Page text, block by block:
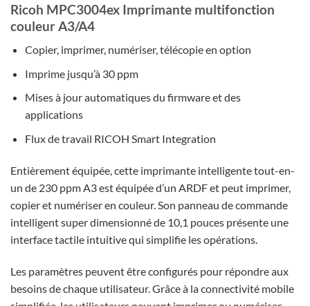
Ricoh MPC3004ex Imprimante multifonction
couleur A3/A4
Copier, imprimer, numériser, télécopie en option
Imprime jusqu’à 30 ppm
Mises à jour automatiques du firmware et des
applications
Flux de travail RICOH Smart Integration
Entièrement équipée, cette imprimante intelligente tout-en-
un de 230 ppm A3 est équipée d’un ARDF et peut imprimer,
copier et numériser en couleur. Son panneau de commande
intelligent super dimensionné de 10,1 pouces présente une
interface tactile intuitive qui simplifie les opérations.
Les paramètres peuvent être configurés pour répondre aux
besoins de chaque utilisateur. Grâce à la connectivité mobile